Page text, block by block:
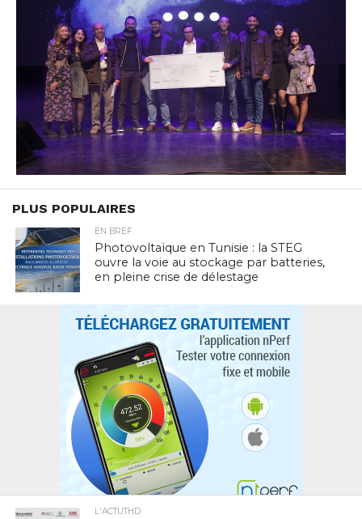
PLUS POPULAIRES
EN BREF
Photovoltaïque en Tunisie : la STEG
ouvre la voie au stockage par batteries,
en pleine crise de délestage
L'ACTUTHD